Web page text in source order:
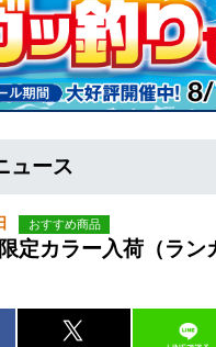
ュース
おすすめ商品
定カラー入荷（ラン